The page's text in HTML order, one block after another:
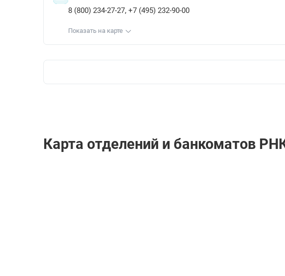
8 (800) 234-27-27, +7 (495) 232-90-00
Показать на карте
Карта отделений и банкоматов